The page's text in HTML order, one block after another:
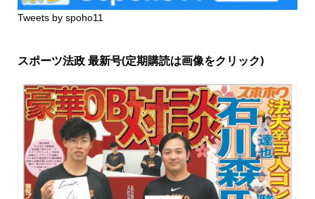
Tweets by spoho11
スポーツ法政 最新号(定期購読は画像をクリック)